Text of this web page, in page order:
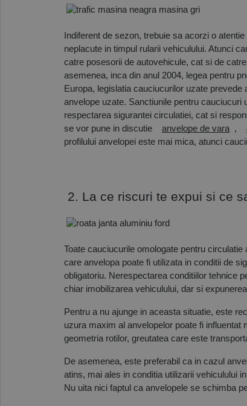
Indiferent de sezon, trebuie sa acorzi o
neplacute in timpul rularii vehiculului. Atunci
catre posesorii de autovehicule, cat si de
asemenea, inca din anul 2004, legea pentru
Europa, legislatia cauciucurilor uzate
anvelope uzate. Sanctiunile pentru
respectarea sigurantei circulatiei, cat si
se vor pune in discutie
anvelope de vara ,
profilului anvelopei este mai mica, atunci
2. La ce riscuri te expui si ce
Toate cauciucurile omologate pentru
care anvelopa poate fi utilizata in conditii de
obligatoriu. Nerespectarea conditiilor tehnice
chiar imobilizarea vehiculului, dar si
Pentru a nu ajunge in aceasta situatie, este
uzura maxim al anvelopelor poate fi
geometria rotilor, greutatea care este
De asemenea, este preferabil ca in cazul
atins, mai ales in conditia utilizarii vehiculului
Nu uita nici faptul ca anvelopele se schimba